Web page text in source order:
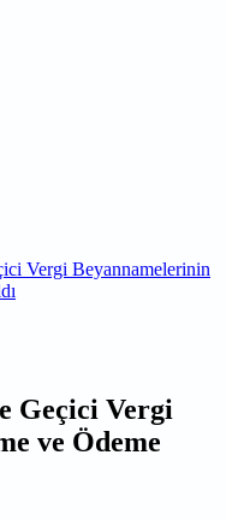
Vergi Beyannamelerinin
Geçici Vergi
ve Ödeme